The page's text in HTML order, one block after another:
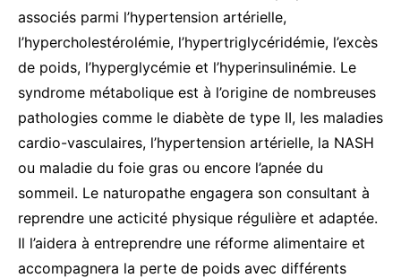
associés parmi l’hypertension artérielle,
l’hypercholestérolémie, l’hypertriglycéridémie, l’excès
de poids, l’hyperglycémie et l’hyperinsulinémie. Le
syndrome métabolique est à l’origine de nombreuses
pathologies comme le diabète de type II, les maladies
cardio-vasculaires, l’hypertension artérielle, la NASH
ou maladie du foie gras ou encore l’apnée du
sommeil. Le naturopathe engagera son consultant à
reprendre une acticité physique régulière et adaptée.
Il l’aidera à entreprendre une réforme alimentaire et
accompagnera la perte de poids avec différents